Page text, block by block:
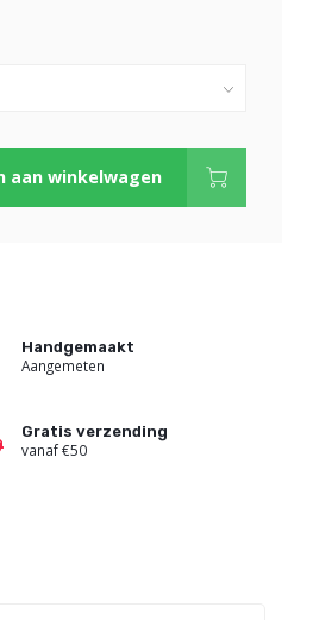
aan winkelwagen
Handgemaakt
Aangemeten
Gratis verzending
vanaf €50